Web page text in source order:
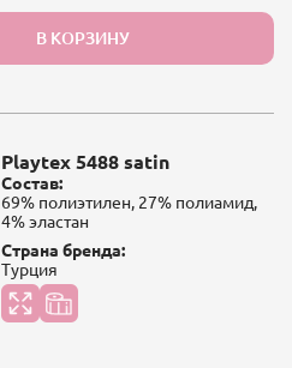
В КОРЗИНУ
Playtex 5488 satin
Состав:
69% полиэтилен, 27% полиамид,
4% эластан
Страна бренда:
Турция